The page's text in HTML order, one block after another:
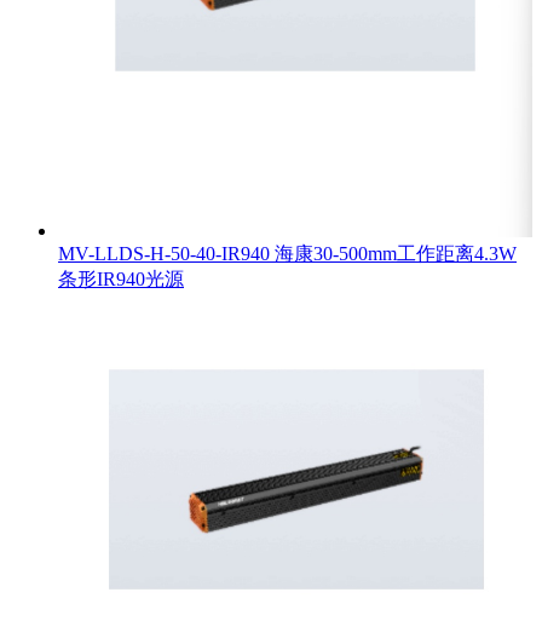
MV-LLDS-H-50-40-IR940 海康30-500mm工作距离4.3W
条形IR940光源